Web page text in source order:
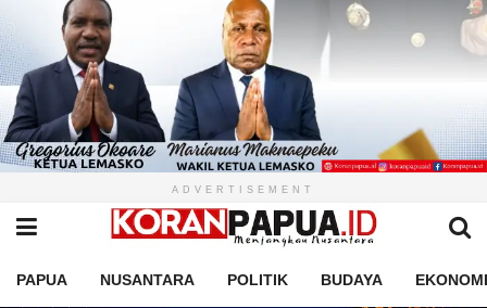
ADVERTISEMENT
PAPUA NUSANTARA POLITIK BUDAYA EKONOMI